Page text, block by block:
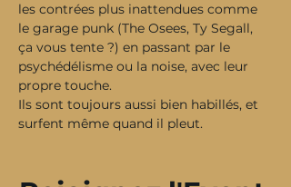
les contrées plus inattendues comme
le garage punk (The Osees, Ty Segall,
ça vous tente ?) en passant par le
psychédélisme ou la noise, avec leur
propre touche.
Ils sont toujours aussi bien habillés, et
surfent même quand il pleut.